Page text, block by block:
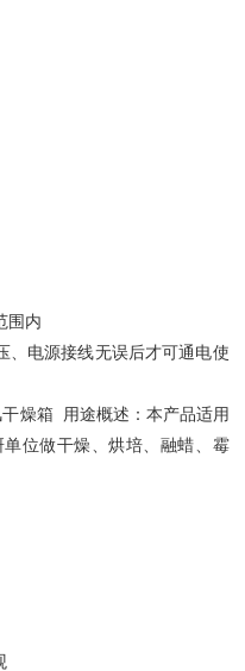
围内
、电源接线无误后才可通电使
干燥箱 用途概述：本产品适用
位做干燥、烘培、融蜡、霉